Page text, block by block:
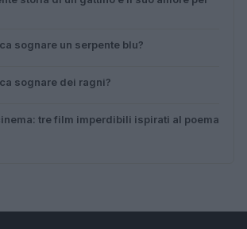
sognare un serpente blu?
sognare dei ragni?
tre film imperdibili ispirati al poema